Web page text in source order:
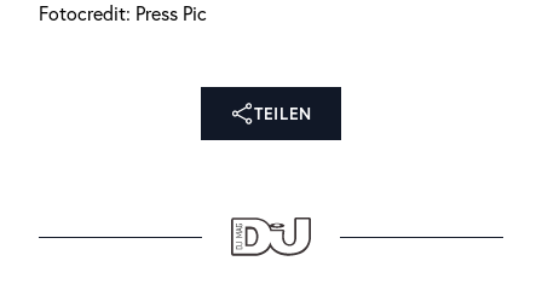
Fotocredit: Press Pic
TEILEN